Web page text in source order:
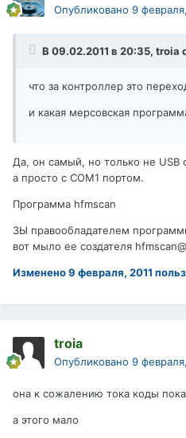
Опубликовано 9
В 09.02.2011 в 20:35, troia
что за контроллер это
и какая мерсовская
Да, он самый, но только не USB
а просто с COM1 портом.
Программа hfmscan
ЗЫ правообладателем
вот мыло ее создателя
Изменено9 февраля, 2011
troia
Опубликовано 9
она к сожалению тока коды
а этого мало